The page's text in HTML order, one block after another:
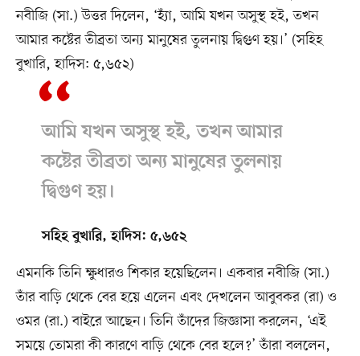
নবীজি (সা.) উত্তর দিলেন, ‘হ্যাঁ, আমি যখন অসুস্থ হই, তখন
আমার কষ্টের তীব্রতা অন্য মানুষের তুলনায় দ্বিগুণ হয়।’ (সহিহ
বুখারি, হাদিস: ৫,৬৫২)
আমি যখন অসুস্থ হই, তখন আমার
কষ্টের তীব্রতা অন্য মানুষের তুলনায়
দ্বিগুণ হয়।
সহিহ বুখারি, হাদিস: ৫,৬৫২
এমনকি তিনি ক্ষুধারও শিকার হয়েছিলেন। একবার নবীজি (সা.)
তাঁর বাড়ি থেকে বের হয়ে এলেন এবং দেখলেন আবুবকর (রা) ও
ওমর (রা.) বাইরে আছেন। তিনি তাঁদের জিজ্ঞাসা করলেন, ‘এই
সময়ে তোমরা কী কারণে বাড়ি থেকে বের হলে?’ তাঁরা বললেন,